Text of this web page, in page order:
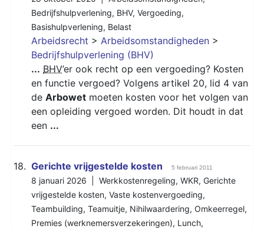
Bedrijfshulpverlening, BHV, Vergoeding,
Basishulpverlening, Belast
Arbeidsrecht > Arbeidsomstandigheden >
Bedrijfshulpverlening (BHV)
... BHV’er ook recht op een vergoeding? Kosten
en functie vergoed? Volgens artikel 20, lid 4 van
de Arbowet moeten kosten voor het volgen van
een opleiding vergoed worden. Dit houdt in dat
een ...
18. Gerichte vrijgestelde kosten 5 februari 2011
8 januari 2026 | Werkkostenregeling, WKR, Gerichte
vrijgestelde kosten, Vaste kostenvergoeding,
Teambuilding, Teamuitje, Nihilwaardering, Omkeerregel,
Premies (werknemersverzekeringen), Lunch,